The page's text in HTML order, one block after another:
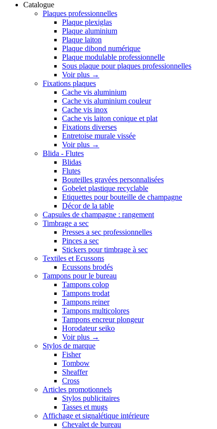
Catalogue
Plaques professionnelles
Plaque plexiglas
Plaque aluminium
Plaque laiton
Plaque dibond numérique
Plaque modulable professionnelle
Sous plaque pour plaques professionnelles
Voir plus →
Fixations plaques
Cache vis aluminium
Cache vis aluminium couleur
Cache vis inox
Cache vis laiton conique et plat
Fixations diverses
Entretoise murale vissée
Voir plus →
Blida - Flutes
Blidas
Flutes
Bouteilles gravées personnalisées
Gobelet plastique recyclable
Etiquettes pour bouteille de champagne
Décor de la table
Capsules de champagne : rangement
Timbrage a sec
Presses a sec professionnelles
Pinces a sec
Stickers pour timbrage à sec
Textiles et Ecussons
Ecussons brodés
Tampons pour le bureau
Tampons colop
Tampons trodat
Tampons reiner
Tampons multicolores
Tampons encreur plongeur
Horodateur seiko
Voir plus →
Stylos de marque
Fisher
Tombow
Sheaffer
Cross
Articles promotionnels
Stylos publicitaires
Tasses et mugs
Affichage et signalétique intérieure
Chevalet de bureau